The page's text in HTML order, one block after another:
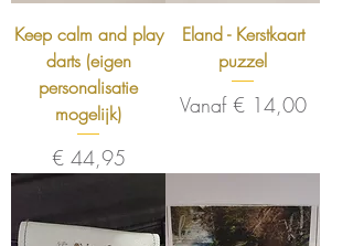
Keep calm and play
darts (eigen
personalisatie
mogelijk)
Prijs
€ 44,95
Eland - Kerstkaart
puzzel
Vanaf € 14,00
Verkoopprijs